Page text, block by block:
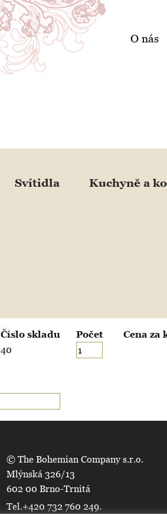
O nás
Svítidla Kuchyně a
Číslo skladu Počet Cena za
40
© The Bohemian Company s.r.o.
Mlýnská 326/13
602 00 Brno-Trnitá
Tel.+420 732 760 249.